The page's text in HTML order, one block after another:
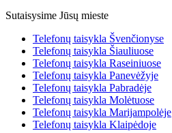
Sutaisysime Jūsų mieste
Telefonų taisykla Švenčionyse
Telefonų taisykla Šiauliuose
Telefonų taisykla Raseiniuose
Telefonų taisykla Panevėžyje
Telefonų taisykla Pabradėje
Telefonų taisykla Molėtuose
Telefonų taisykla Marijampolėje
Telefonų taisykla Klaipėdoje